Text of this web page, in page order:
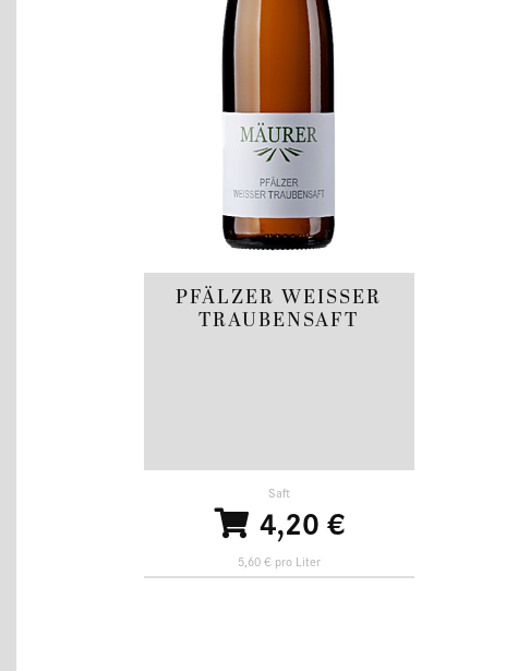
PFÄLZER WEISSER T
RAUBENSAFT
Saft
4,20 €
5,60 € pro Liter